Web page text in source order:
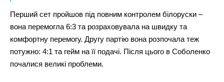
Перший сет пройшов під повним контролем білоруски –
вона перемогла 6:3 та розраховувала на швидку та
комфортну перемогу. Другу партію вона розпочала теж
потужно: 4:1 та гейм на її подачі. Після цього в Соболенко
почалися великі проблеми.